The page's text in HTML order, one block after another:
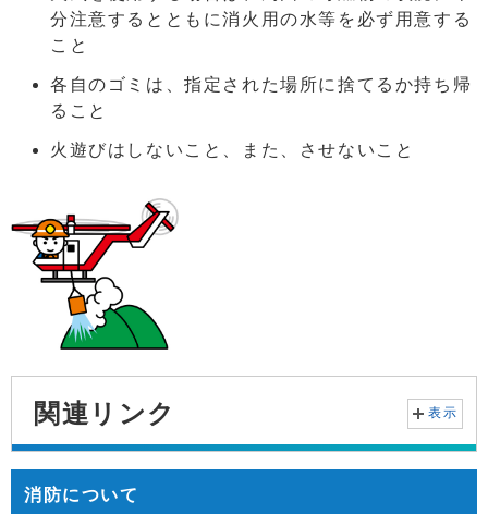
分注意するとともに消火用の水等を必ず用意する
こと
各自のゴミは、指定された場所に捨てるか持ち帰
ること
火遊びはしないこと、また、させないこと
関連リンク 表示
消防について